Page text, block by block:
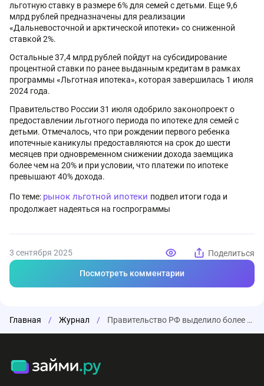
льготную ставку в размере 6% для семей с детьми. Еще 9,6
млрд рублей предназначены для реализации
«Дальневосточной и арктической ипотеки» со сниженной
ставкой 2%.
Остальные 37,4 млрд рублей пойдут на субсидирование
процентной ставки по ранее выданным кредитам в рамках
программы «Льготная ипотека», которая завершилась 1 июля
2024 года.
Правительство России 31 июля одобрило законопроект о
предоставлении льготного периода по ипотеке для семей с
детьми. Отмечалось, что при рождении первого ребенка
ипотечные каникулы предоставляются на срок до шести
месяцев при одновременном снижении дохода заемщика
более чем на 20% и при условии, что платежи по ипотеке
превышают 40% дохода.
По теме: рынок льготной ипотеки подвел итоги года и
продолжает надеяться на госпрограммы
3 сентября 2025 Поделиться
Посмотреть комментарии
Главная / Журнал / Правительство РФ выделило более 100 млрд рублей субсидий на льготную ипотеку